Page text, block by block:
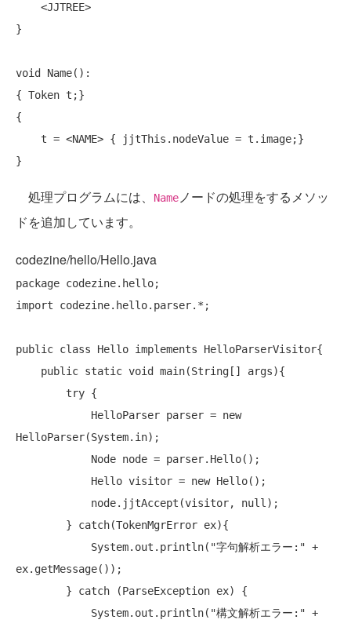
}
void
Name():
{ Token t;}
{
処理プログラムには、 Nameノードの処理をするメソッ
ドを追加しています。
codezine/hello/Hello.java
package
import codezine.hello.parser.*;
public class Hello implements HelloParserVisitor{
public static void
main(String[] args){
try {
            HelloParser parser =
new
HelloParser(System.in);
            Hello visitor =
new Hello();
            node.jjtAccept(visitor,
null );
        }
catch(TokenMgrError ex){
            System.out.println(
"字句解析エラー:" +
ex.getMessage());
        }
catch (ParseException ex) {
            System.out.println(
"構文解析エラー:" +